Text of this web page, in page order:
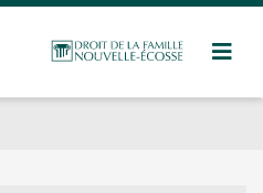
content